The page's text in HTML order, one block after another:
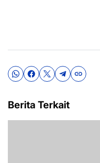
Berita Terkait